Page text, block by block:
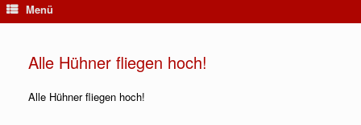
Menü
Alle Hühner fliegen hoch!
Alle Hühner fliegen hoch!